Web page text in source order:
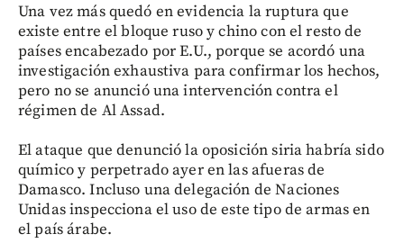
Una vez más quedó en evidencia la ruptura que
existe entre el bloque ruso y chino con el resto de
países encabezado por E.U., porque se acordó una
investigación exhaustiva para confirmar los hechos,
pero no se anunció una intervención contra el
régimen de Al Assad.
El ataque que denunció la oposición siria habría sido
químico y perpetrado ayer en las afueras de
Damasco. Incluso una delegación de Naciones
Unidas inspecciona el uso de este tipo de armas en
el país árabe.